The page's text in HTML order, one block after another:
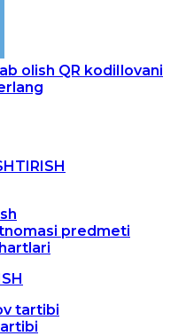
Ilovani
predmeti
tartibi